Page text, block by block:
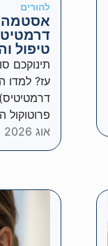
להורים
אסטמה
טיפול
תינוקכם
עז? למדו
פרוטוקול
אוג 2026